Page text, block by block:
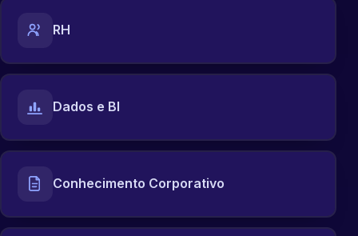
RH
Dados e BI
Conhecimento Corporativo